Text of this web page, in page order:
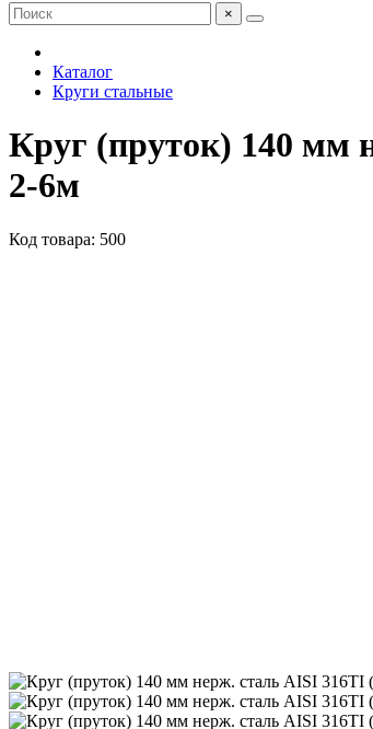
×
Каталог
Круги стальные
Круг (пруток) 140 мм
2-6м
Код товара: 500